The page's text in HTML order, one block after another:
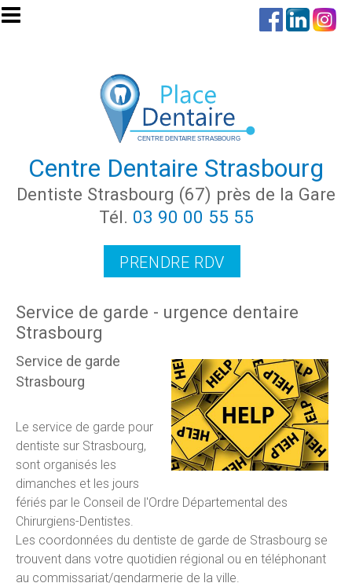
Aller au contenu principal
Centre Dentaire Strasbourg
Dentiste Strasbourg (67) près de la Gare
Tél. 03 90 00 55 55
PRENDRE RDV
Service de garde - urgence dentaire
Strasbourg
Service de garde
Strasbourg
Le service de garde pour
dentiste sur Strasbourg,
sont organisés les
dimanches et les jours
fériés par le Conseil de l'Ordre Départemental des
Chirurgiens-Dentistes.
Les coordonnées du dentiste de garde de Strasbourg se
trouvent dans votre quotidien régional ou en téléphonant
au commissariat/gendarmerie de la ville.